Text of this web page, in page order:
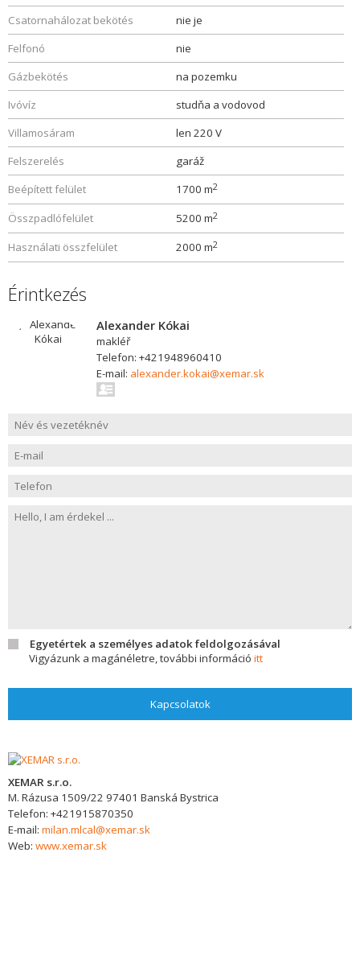
Csatornahálozat bekötés
nie je
Felfonó
nie
Gázbekötés
na pozemku
Ivóvíz
studňa a vodovod
Villamosáram
len 220 V
Felszerelés
garáž
Beépített felület
1700 m2
Összpadlófelület 5200 m2
Használati összfelület 2000 m2
Érintkezés
Alexander Kókai
makléř
Telefon: +421948960410
E-mail: alexander.kokai@xemar.sk
Egyetértek a személyes adatok feldolgozásával
Vigyázunk a magánéletre, további információ itt
Kapcsolatok
XEMAR s.r.o.
M. Rázusa 1509/22 97401 Banská Bystrica
Telefon: +421915870350
E-mail: milan.mlcal@xemar.sk
Web: www.xemar.sk